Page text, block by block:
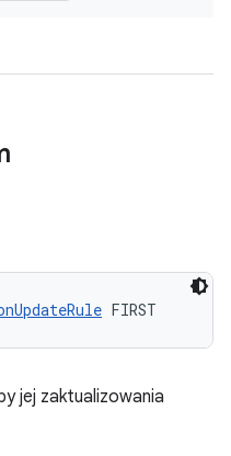
FIRST
jej zaktualizowania